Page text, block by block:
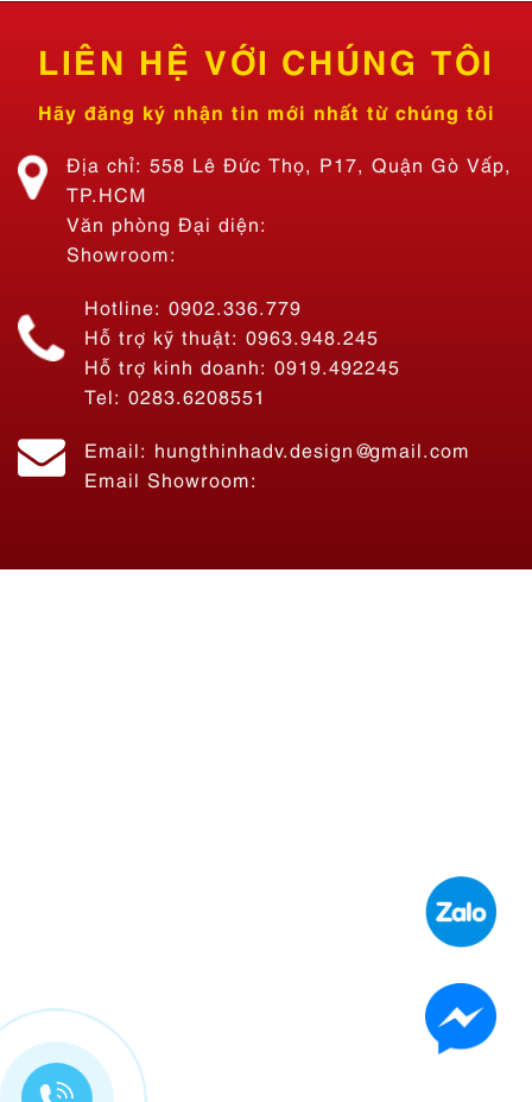
LIÊN HỆ VỚI CHÚNG TÔI
Hãy đăng ký nhận tin mới nhất từ chúng tôi
Địa chỉ: 558 Lê Đức Thọ, P17, Quận Gò Vấp,
TP.HCM
Văn phòng Đại diện:
Showroom:
Hotline: 0902.336.779
Hỗ trợ kỹ thuật: 0963.948.245
Hỗ trợ kinh doanh: 0919.492245
Tel: 0283.6208551
Email: hungthinhadv.design@gmail.com
Email Showroom: